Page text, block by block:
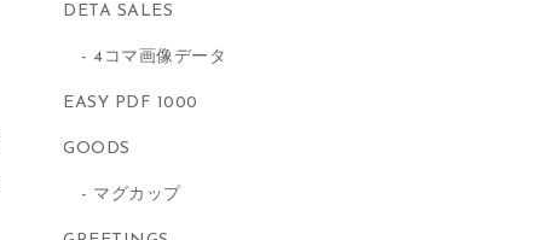
DETA SALES
4コマ画像データ
EASY PDF 1000
GOODS
マグカップ